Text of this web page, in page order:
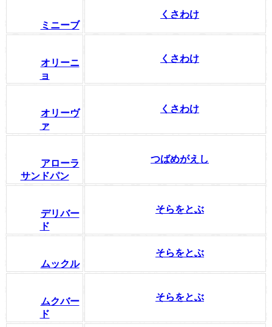
ミニーブ
くさわけ
オリーニ
ョ
くさわけ
オリーヴ
ァ
くさわけ
アローラ
サンドパン
つばめがえし
デリバー
ド
そらをとぶ
ムックル
そらをとぶ
ムクバー
ド
そらをとぶ